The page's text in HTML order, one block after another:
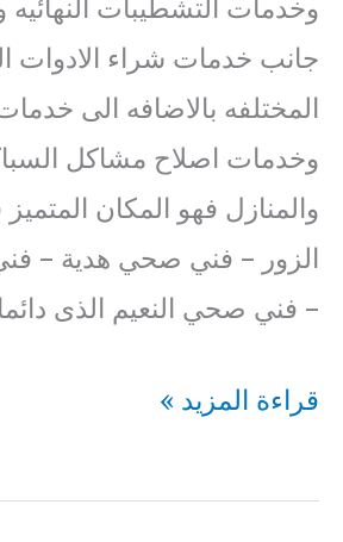
وخدمات التشطيبات النهائيه
جانب خدمات شراء الادوات
المختلفه بالاضافه الى
وخدمات اصلاح مشاكل
والمنازل فهو المكان
الزور – فني صحي هدية –
– فني صحي النعيم الذى
فني
الخيران
قراءة المزيد »